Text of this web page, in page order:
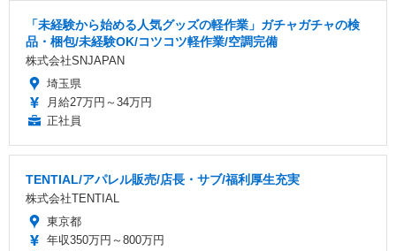
「未経験から始める人気グッズの軽作業」ガチャガチャの検
品・梱包/未経験OK/コツコツ軽作業/空調完備
株式会社SNJAPAN
埼玉県
月給27万円～34万円
正社員
TENTIAL/アパレル販売/店長・サブ/福利厚生充実
株式会社TENTIAL
東京都
年収350万円～800万円